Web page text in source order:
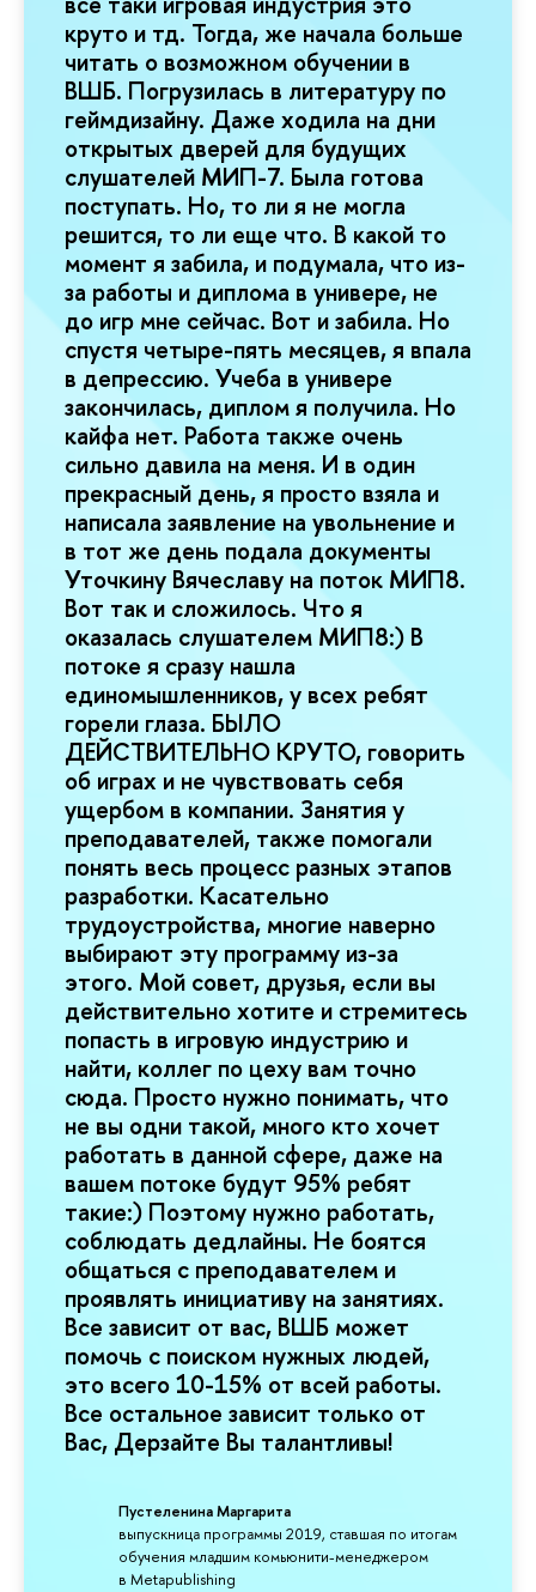
круто и тд. Тогда, же начала больше
читать о возможном обучении в
ВШБ. Погрузилась в литературу по
геймдизайну. Даже ходила на дни
открытых дверей для будущих
слушателей МИП-7. Была готова
поступать. Но, то ли я не могла
решится, то ли еще что. В какой то
момент я забила, и подумала, что из-
за работы и диплома в универе, не
до игр мне сейчас. Вот и забила. Но
спустя четыре-пять месяцев, я впала
в депрессию. Учеба в универе
закончилась, диплом я получила. Но
кайфа нет. Работа также очень
сильно давила на меня. И в один
прекрасный день, я просто взяла и
написала заявление на увольнение и
в тот же день подала документы
Уточкину Вячеславу на поток МИП8.
Вот так и сложилось. Что я
оказалась слушателем МИП8:) В
потоке я сразу нашла
единомышленников, у всех ребят
горели глаза. БЫЛО
ДЕЙСТВИТЕЛЬНО КРУТО, говорить
об играх и не чувствовать себя
ущербом в компании. Занятия у
преподавателей, также помогали
понять весь процесс разных этапов
разработки. Касательно
трудоустройства, многие наверно
выбирают эту программу из-за
этого. Мой совет, друзья, если вы
действительно хотите и стремитесь
попасть в игровую индустрию и
найти, коллег по цеху вам точно
сюда. Просто нужно понимать, что
не вы одни такой, много кто хочет
работать в данной сфере, даже на
вашем потоке будут 95% ребят
такие:) Поэтому нужно работать,
соблюдать дедлайны. Не боятся
общаться с преподавателем и
проявлять инициативу на занятиях.
Все зависит от вас, ВШБ может
помочь с поиском нужных людей,
это всего 10-15% от всей работы.
Все остальное зависит только от
Вас, Дерзайте Вы талантливы!
Пустеленина Маргарита
выпускница программы 2019, ставшая по итогам
обучения младшим комьюнити-менеджером
в Metapublishing